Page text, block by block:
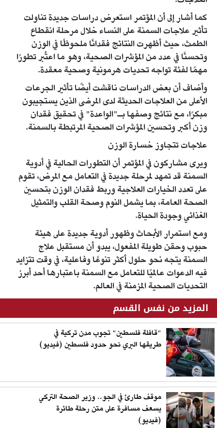
كما أشار إلى أن المؤتمر استعرض دراسات جديدة تناولت
تأثير علاجات السمنة على النساء خلال مرحلة انقطاع
الطمث، حيث أظهرت النتائج فقدانًا ملحوظًا في الوزن
وتحسنًا في عدد من المؤشرات الصحية، وهو ما اعتُبر تطورًا
مهمًا لفئة تواجه تحديات هرمونية وصحية معقدة.
وأضاف أن بعض الدراسات ناقشت أيضًا تأثير الجرعات
الأعلى من العلاجات الحديثة لدى المرضى الذين يستجيبون
مبكرًا، مع نتائج وصفها بـ"الواعدة" في تحقيق فقدان
وزن أكبر وتحسين المؤشرات الصحية المرتبطة بالسمنة.
علاجات تتجاوز خسارة الوزن
ويرى مشاركون في المؤتمر أن التطورات الحالية في أدوية
السمنة قد تمهد لمرحلة جديدة في التعامل مع المرض، تقوم
على تعدد الخيارات العلاجية وربط فقدان الوزن بتحسين
الصحة العامة، بما يشمل النوم وصحة القلب والتمثيل
الغذائي وجودة الحياة.
ومع استمرار الأبحاث وظهور أدوية جديدة على هيئة
حبوب وحقن طويلة المفعول، يبدو أن مستقبل علاج
السمنة يتجه نحو حلول أكثر تنوعًا وفاعلية، في وقت تتزايد
فيه الدعوات عالميًا للتعامل مع السمنة باعتبارها أحد أبرز
التحديات الصحية المزمنة في العالم.
المزيد من نفس القسم
"قافلة فلسطين" تجوب مدن تركية في
طريقها البري نحو حدود فلسطين (فيديو)
موقف طارئ في الجو.. وزير الصحة التركي
يسعف مسافرة على متن رحلة طائرة
(فيديو)